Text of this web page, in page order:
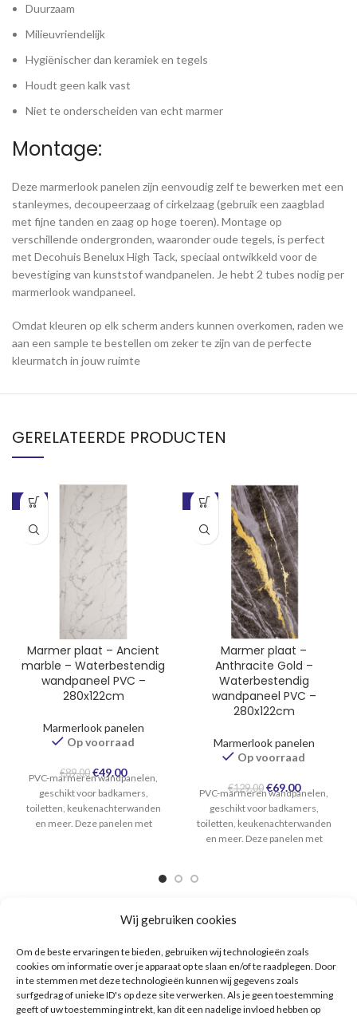
Wij gebruiken cookies
Om de beste ervaringen te bieden, gebruiken wij technologieën zoals
cookies om informatie over je apparaat op te slaan en/of te raadplegen. Door
in te stemmen met deze technologieën kunnen wij gegevens zoals
surfgedrag of unieke ID's op deze site verwerken. Als je geen toestemming
geeft of uw toestemming intrekt, kan dit een nadelige invloed hebben op
Duurzaam
Milieuvriendelijk
Hygiënischer dan keramiek en tegels
Houdt geen kalk vast
Niet te onderscheiden van echt marmer
Montage:
Deze marmerlook panelen zijn eenvoudig zelf te bewerken met een
stanleymes, decoupeerzaag of cirkelzaag (gebruik een zaagblad
met fijne tanden en zaag op hoge toeren). Montage op
verschillende ondergronden, waaronder oude tegels, is perfect
met Decohuis Benelux High Tack, speciaal ontwikkeld voor de
bevestiging van kunststof wandpanelen. Je hebt 2 tubes nodig per
marmerlook wandpaneel.
Omdat kleuren op elk scherm anders kunnen overkomen, raden we
aan een sample te bestellen om zeker te zijn van de perfecte
kleurmatch in jouw ruimte
GERELATEERDE PRODUCTEN
-45%
Marmer plaat – Ancient
marble – Waterbestendig
wandpaneel PVC –
280x122cm
Marmerlook panelen
Op voorraad
€89.00 Oorspronkelijke
prijs
was:
€89.00.
€49.00Huidige
PVC-marmeren wandpanelen,
geschikt voor badkamers,
toiletten, keukenachterwanden
en meer. Deze panelen met
-47%
Marmer plaat –
Anthracite Gold –
Waterbestendig
wandpaneel PVC –
280x122cm
Marmerlook panelen
Op voorraad
€129.00 Oorspronkelijke
prijs
was:
€129.00.
€69.00Huidige
PVC-marmeren wandpanelen,
geschikt voor badkamers,
toiletten, keukenachterwanden
en meer. Deze panelen met